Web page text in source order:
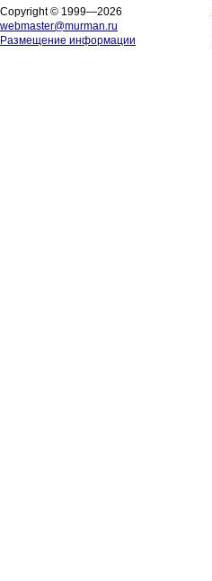
Copyright © 1999—2026
webmaster@murman.ru
Размещение информации